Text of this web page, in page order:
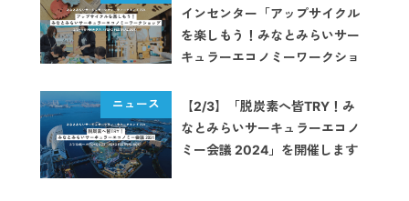
インセンター「アップサイクル
を楽しもう！みなとみらいサー
キュラーエコノミーワークショ
【2/3】「脱炭素へ皆TRY！み
なとみらいサーキュラーエコノ
ミー会議 2024」を開催します